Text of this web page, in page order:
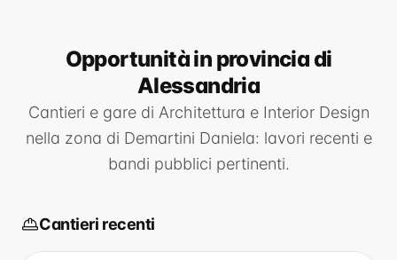
Opportunitàin provincia di
Alessandria
Cantieri e gare di Architettura e Interior Design
nella zona di Demartini Daniela: lavori recenti e
bandi pubblici pertinenti.
Cantieri recenti